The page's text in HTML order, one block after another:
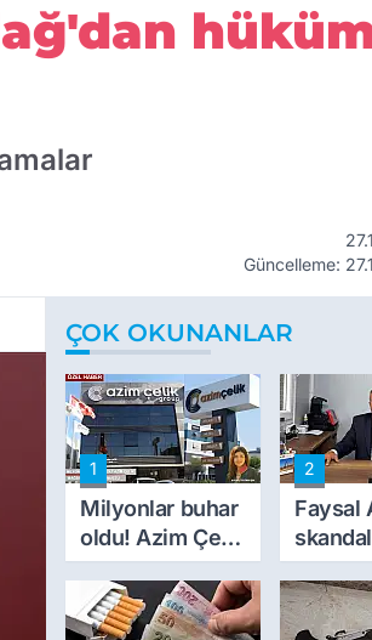
Güncelleme:
ÇOK OKUNANLAR
1
Milyonlar buhar
oldu! Azim Çelik
inşaat mağduru
ilk kez konuştu
2
Faysal
skandal
'Haluk